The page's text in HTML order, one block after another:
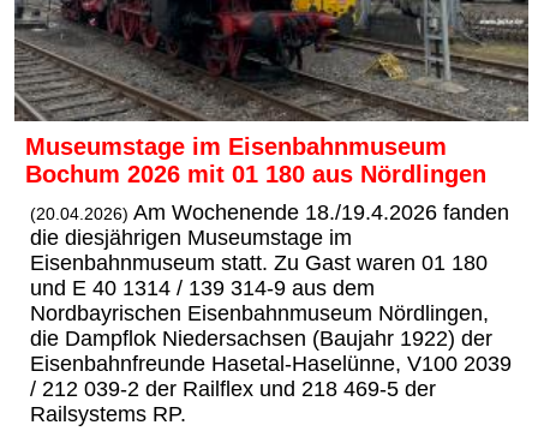
Museumstage im Eisenbahnmuseum
Bochum 2026 mit 01 180 aus Nördlingen
(20.04.2026) Am Wochenende 18./19.4.2026 fanden
die diesjährigen Museumstage im
Eisenbahnmuseum statt. Zu Gast waren 01 180
und E 40 1314 / 139 314-9 aus dem
Nordbayrischen Eisenbahnmuseum Nördlingen,
die Dampflok Niedersachsen (Baujahr 1922) der
Eisenbahnfreunde Hasetal-Haselünne, V100 2039
/ 212 039-2 der Railflex und 218 469-5 der
Railsystems RP.